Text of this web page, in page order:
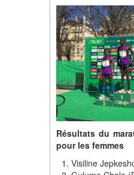
Résultats du
pour les femmes
Visiline